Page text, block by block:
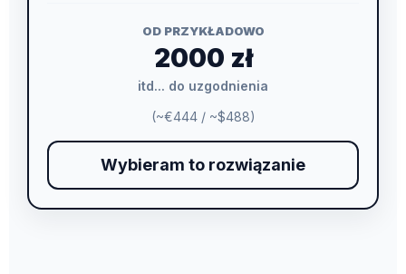
OD PRZYKŁADOWO
2000 zł
itd... do uzgodnienia
(~€444 / ~$488)
Wybieram to rozwiązanie